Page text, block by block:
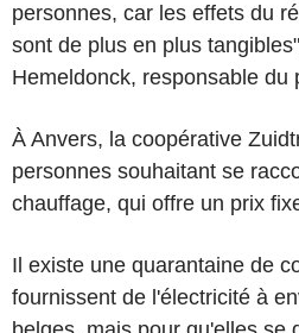
personnes, car les effets du
sont de plus en plus
Hemeldonck, responsable du
À Anvers, la coopérative
personnes souhaitant se
chauffage, qui offre un prix
Il existe une quarantaine de
fournissent de l'électricité à